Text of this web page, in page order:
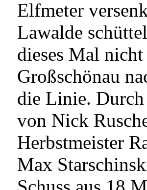
Elfmeter
Lawalde
dieses Mal
Großschönau
die Linie.
von Nick
Herbstmeister
Max